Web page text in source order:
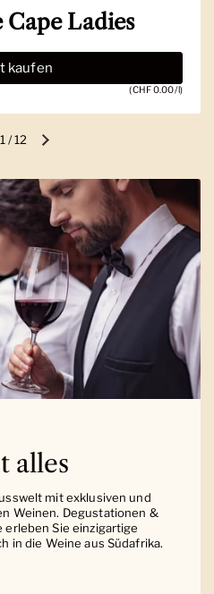
Ladies
kaufen
(CHF 0.00/l)
Folie
Nächste Folie
1/12
alles
mit exklusiven und
Weinen. Degustationen &
erleben Sie einzigartige
in die Weine aus Südafrika.